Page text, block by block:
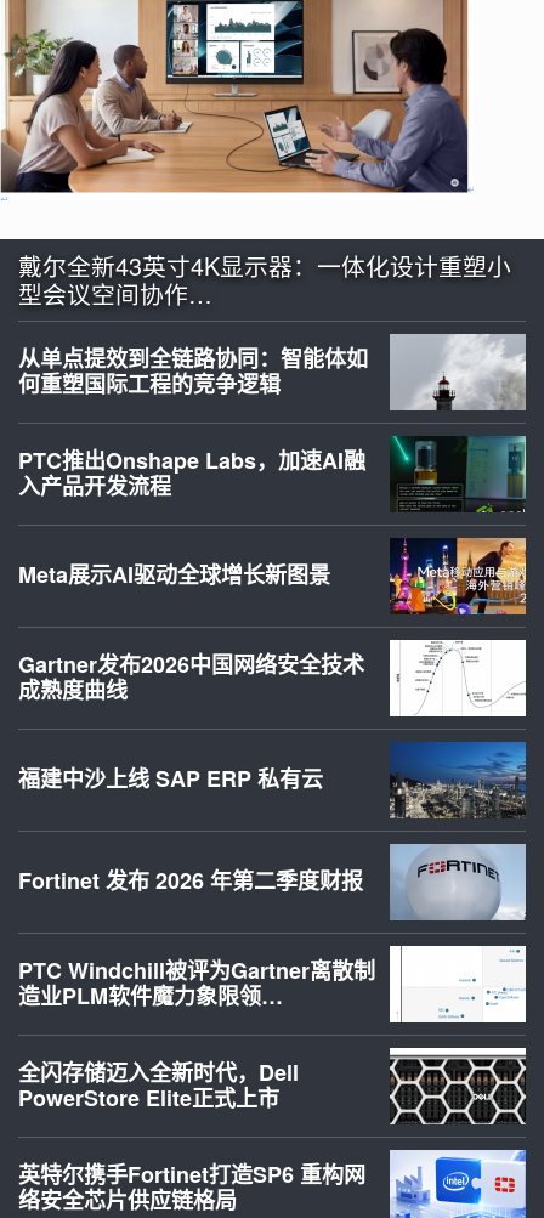
戴尔全新43英寸4K显示器：一体化设计重塑小
型会议空间协作…
从单点提效到全链路协同：智能体如
何重塑国际工程的竞争逻辑
PTC推出Onshape Labs，加速AI融
入产品开发流程
Meta展示AI驱动全球增长新图景
Gartner发布2026中国网络安全技术
成熟度曲线
福建中沙上线 SAP ERP 私有云
Fortinet 发布 2026 年第二季度财报
PTC Windchill被评为Gartner离散制
造业PLM软件魔力象限领…
全闪存储迈入全新时代，Dell
PowerStore Elite正式上市
英特尔携手Fortinet打造SP6 重构网
络安全芯片供应链格局